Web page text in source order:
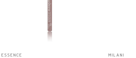
ESSENCE MILANI